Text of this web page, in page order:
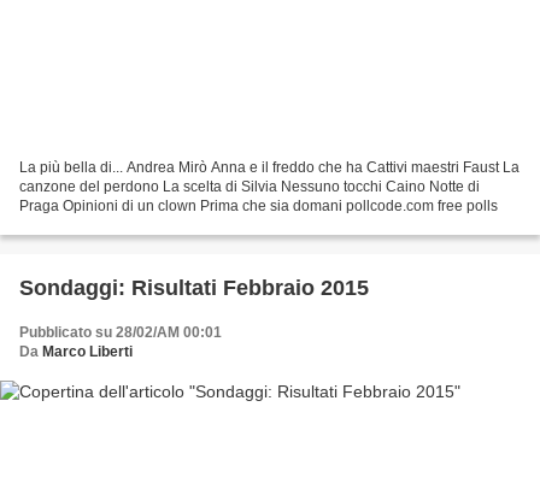
La più bella di... Andrea Mirò Anna e il freddo che ha Cattivi maestri Faust La
canzone del perdono La scelta di Silvia Nessuno tocchi Caino Notte di
Praga Opinioni di un clown Prima che sia domani pollcode.com free polls
Sondaggi: Risultati Febbraio 2015
Pubblicato su 28/02/AM 00:01
Da Marco Liberti